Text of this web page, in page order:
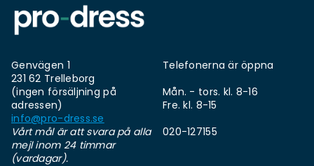
Genvägen 1
231 62 Trelleborg
(ingen försäljning på
adressen)
info@pro-dress.se
Vårt mål är att svara på alla
mejl inom 24 timmar
(vardagar).
Telefonerna är öppna
Mån. - tors. kl. 8-16
Fre. kl. 8-15
020-127155